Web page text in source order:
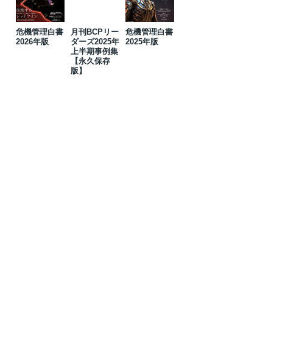
危機管理白書
2026年版
月刊BCPリー
ダーズ2025年
上半期事例集
【永久保存
版】
危機管理白書
2025年版